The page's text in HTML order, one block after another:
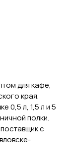
для кафе,
края.
0,5 л, 1,5 л и 5
полки.
с